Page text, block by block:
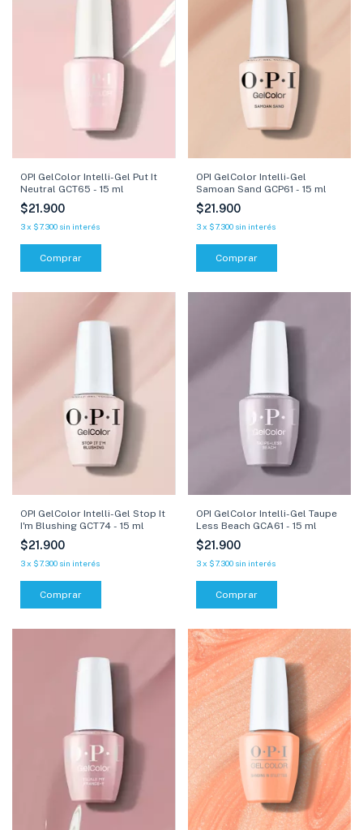
OPI GelColor Intelli-Gel Put It
Neutral GCT65 - 15 ml
$21.900
3x $7.300 sin interés
Comprar
OPI GelColor Intelli-Gel
Samoan Sand GCP61 - 15 ml
$21.900
3 x $7.300 sin interés
Comprar
OPI GelColor Intelli-Gel Stop It
I'm Blushing GCT74 - 15 ml
$21.900
3x $7.300 sin interés
Comprar
OPI GelColor Intelli-Gel Taupe
Less Beach GCA61 - 15 ml
$21.900
3 x $7.300 sin interés
Comprar